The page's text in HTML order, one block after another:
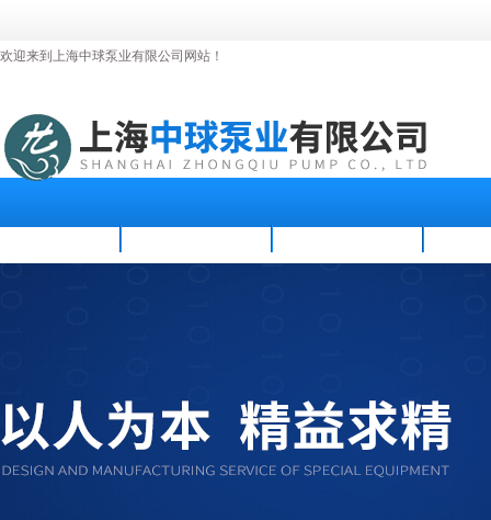
欢迎来到上海中球泵业有限公司网站！